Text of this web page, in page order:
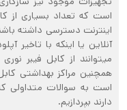
است که تعداد بسیاری از
اینترنت دسترسی داشته
آنلاین یا اینکه با تاخیر
میتوانند از کابل فیبر
همچنین مراکز بهداشتی
است به سوالات متداولی که
دارند بپردازیم.